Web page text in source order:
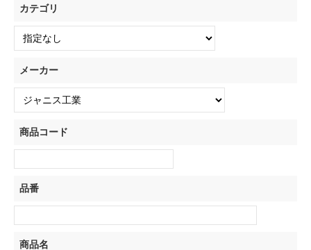
カテゴリ
メーカー
商品コード
品番
商品名